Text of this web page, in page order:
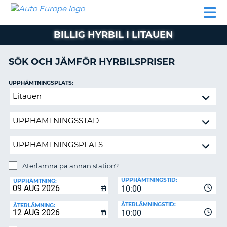
HYRBIL
HYRA
PARTNER
AUTO
EUROPE
HYRBIL
HYRA
MIN
MEDLEMSINFORMATION
ADMINISTRERA
BOKNING
SVERIGE
BILLIG HYRBIL I LITAUEN
SÖK OCH JÄMFÖR HYRBILSPRISER
Återlämna
annan
UPPHÄMTNINGSPLATS:
Återlämna på annan station?
UPPHÄMTNING:
10:00
UPPHÄMTNINGSTID:
ÅTERLÄMNING:
10:00
ÅTERLÄMNINGSTID: